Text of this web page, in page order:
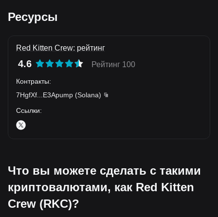
Ресурсы
Red Kitten Crew: рейтинг
4.6 Рейтинг 100
Контракты:
7HgfXf
E3Apump (Solana)
Ссылки:
Что вы можете сделать с такими
криптовалютами, как Red Kitten
Crew (RKC)?